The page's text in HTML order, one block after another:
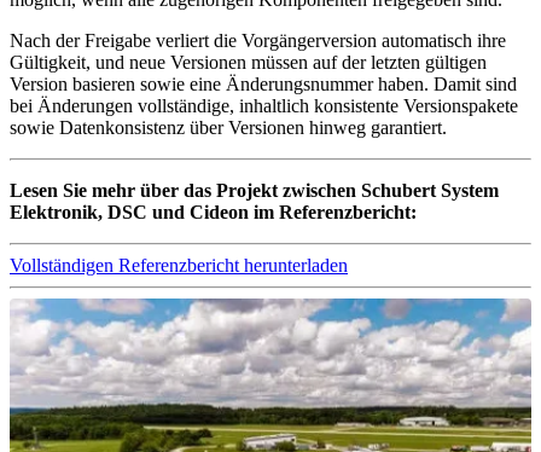
Nach der Freigabe verliert die Vorgängerversion automatisch ihre
Gültigkeit, und neue Versionen müssen auf der letzten gültigen
Version basieren sowie eine Änderungsnummer haben. Damit sind
bei Änderungen vollständige, inhaltlich konsistente Versionspakete
sowie Datenkonsistenz über Versionen hinweg garantiert.
Lesen Sie mehr über das Projekt zwischen Schubert System
Elektronik, DSC und Cideon im Referenzbericht:
Vollständigen Referenzbericht herunterladen